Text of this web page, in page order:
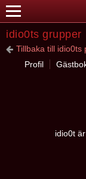
idio0ts grupper
Tillbaka till idio0ts
Profil
idio0t